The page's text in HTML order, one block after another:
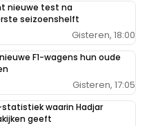
nieuwe test na
seizoenshelft
Gisteren, 18:00
F1-wagens hun oude
Gisteren, 17:05
statistiek waarin Hadjar
geeft